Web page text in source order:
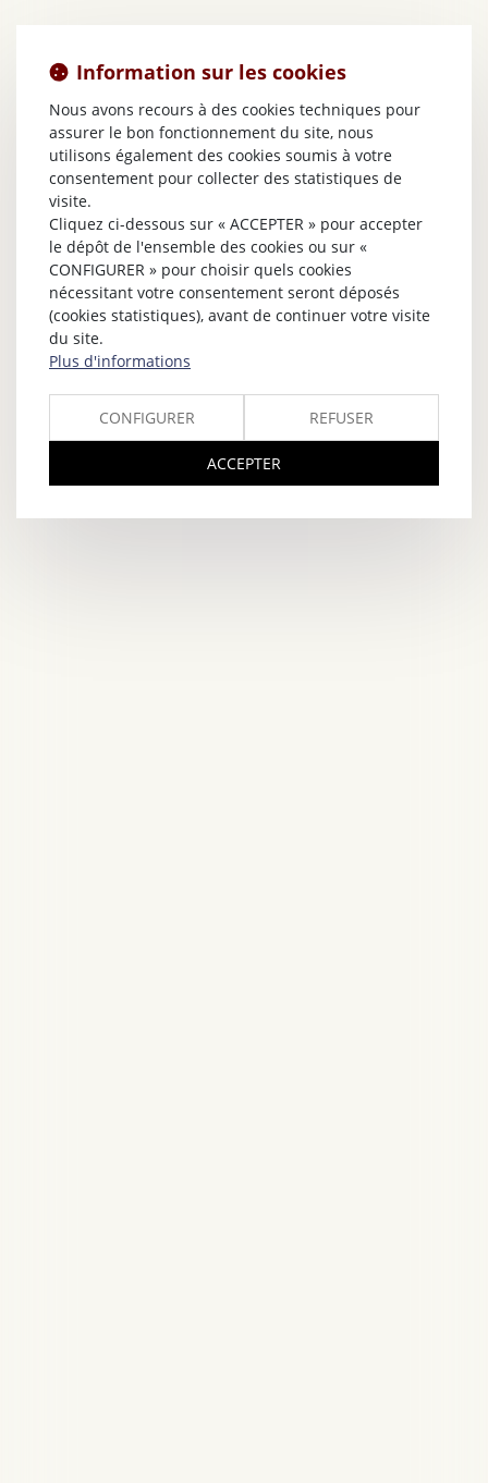
Information sur les cookies
Nous avons recours à des cookies techniques pour
assurer le bon fonctionnement du site, nous
utilisons également des cookies soumis à votre
consentement pour collecter des statistiques de
visite.
Cliquez ci-dessous sur « ACCEPTER » pour accepter
le dépôt de l'ensemble des cookies ou sur «
CONFIGURER » pour choisir quels cookies
nécessitant votre consentement seront déposés
(cookies statistiques), avant de continuer votre visite
du site.
Plus d'informations
CONFIGURER REFUSER
ACCEPTER